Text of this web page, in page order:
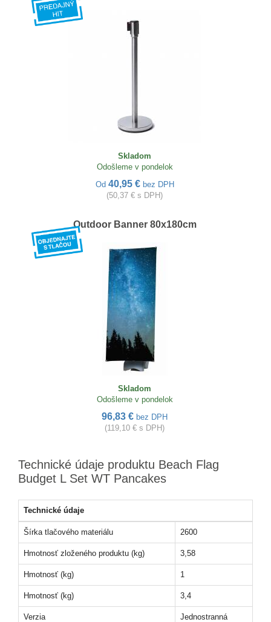
Skladom
Odošleme v pondelok
Od 40,95 € bez DPH
(50,37 € s DPH)
Outdoor Banner 80x180cm
Skladom
Odošleme v pondelok
96,83 € bez DPH
(119,10 € s DPH)
Technické údaje produktu Beach Flag
Budget L Set WT Pancakes
Technické údaje
Šírka tlačového materiálu 2600
Hmotnosť zloženého produktu (kg) 3,58
Hmotnosť (kg) 1
Hmotnosť (kg) 3,4
Verzia Jednostranná